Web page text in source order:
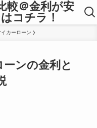
較＠金利が安
コチラ！
カーローン
ンの金利と